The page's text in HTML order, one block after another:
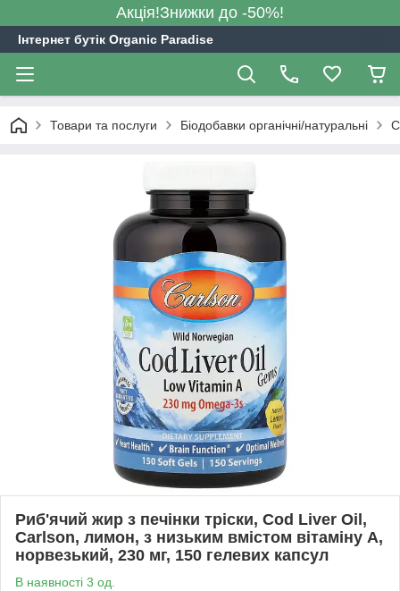
Акція!Знижки до -50%!
Інтернет бутік Organic Paradise
Товари та послуги Біодобавки органічні/натуральні
Риб'ячий жир з печінки тріски, Cod Liver Oil,
Carlson, лимон, з низьким вмістом вітаміну А,
норвезький, 230 мг, 150 гелевих капсул
В наявності 3 од.